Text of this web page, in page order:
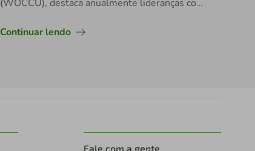
(WOCCU), destaca anualmente lideranças com
Continuar lendo
Fale com a gente